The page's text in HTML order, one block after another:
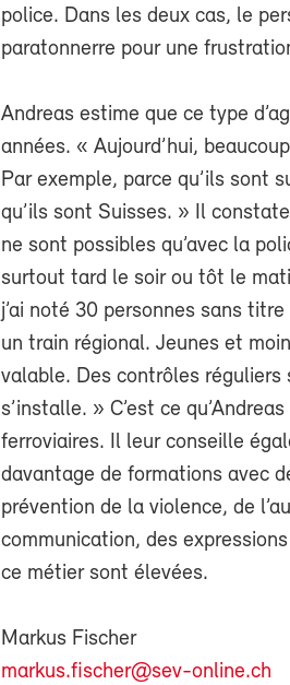
police. Dans les deux cas, le
paratonnerre pour une
Andreas estime que ce type
années. « Aujourd’hui,
Par exemple, parce qu’ils sont
qu’ils sont Suisses. » Il
ne sont possibles qu’avec la
surtout tard le soir ou tôt le
j’ai noté 30 personnes sans
un train régional. Jeunes et
valable. Des contrôles réguliers
s’installe. » C’est ce
ferroviaires. Il leur conseille
davantage de formations avec
prévention de la violence, de
communication, des
ce métier sont élevées.
Markus Fischer
markus.fischer@sev-online.ch